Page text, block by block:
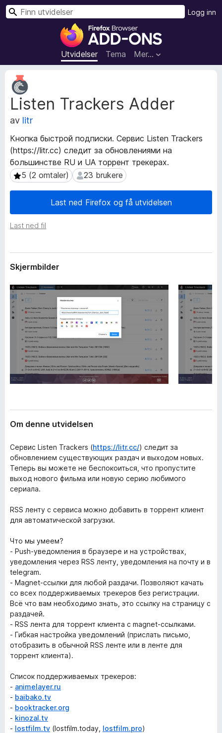
T
l
l
g
f
r
F
i
r
e
o
e
l
s
e
r
Utvidelser Tema Mer…
Logg inn
S
Listen Trackers Adder
av litr
Кнопка быстрой подписки. Сервис Listen Trackers
(https://litr.cc) следит за обновлениями на
большинстве RU и UA торрент трекерах.
5 (2 omtaler)
5 (2 omtaler) 23 brukere
23 brukere
Last ned Firefox og få utvidelsen
Last ned fil
M
e
t
a
d
t
a
f
o
r
u
v
i
s
r
Skjermbilder
Om denne utvidelsen
Сервис Listen Trackers (https://litr.cc/) следит за
обновлением существующих раздач и выходом новых.
Теперь вы можете не беспокоиться, что пропустите
выход нового фильма или новую серию любимого
сериала.
RSS ленту с сервиса можно добавить в торрент клиент
для автоматической загрузки.
Что мы умеем?
- Push-уведомления в браузере и на устройствах,
уведомления через RSS ленту, уведомления на почту и в
telegram.
- Magnet-ссылки для любой раздачи. Позволяют качать
со всех поддерживаемых трекеров без регистрации.
Всё что вам необходимо знать, это ссылку на страницу с
раздачей.
- RSS лента для торрент клиента c magnet-ссылками.
- Гибкая настройка уведомлений (прислать письмо,
отобразить в обычной RSS ленте или в ленте для
торрент клиента).
Список поддерживаемых трекеров:
- animelayer.ru
- baibako.tv
- booktracker.org
- kinozal.tv
- lostfilm.tv (lostfilm.today, lostfilm.pro)